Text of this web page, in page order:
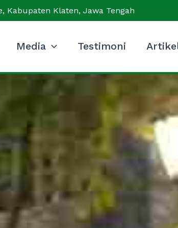
Kabupaten Klaten, Jawa Tengah
Media Testimoni